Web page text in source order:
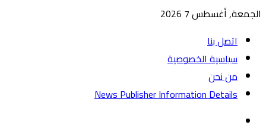
الجمعة, أغسطس 7 2026
اتصل بنا
سياسية الخصوصية
من نحن
News Publisher Information Details